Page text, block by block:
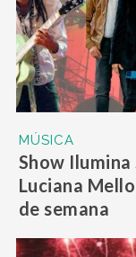
MÚSICA
Show
Luciana
de semana